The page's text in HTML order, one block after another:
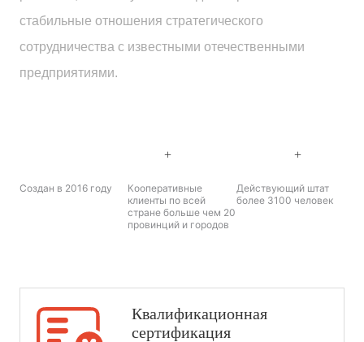
стабильные отношения стратегического
сотрудничества с известными отечественными
предприятиями.
Создан в 2016 году
+
Кооперативные
клиенты по всей
стране больше чем 20
провинций и городов
+
Действующий штат
более 3100 человек
Квалификационная
сертификация